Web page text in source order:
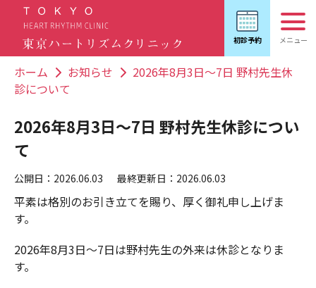
ホーム お知らせ
2026年8月3日～7日 野村先生休
診について
2026年8月3日～7日 野村先生休診につい
て
公開日：2026.06.03 最終更新日：2026.06.03
平素は格別のお引き立てを賜り、厚く御礼申し上げま
す。
2026年8月3日～7日は野村先生の外来は休診となりま
す。